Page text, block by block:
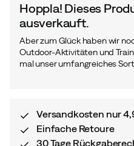
Hoppla! Dieses
ausverkauft.
Aber zum Glück haben wir
Outdoor-Aktivitäten und
mal unser umfangreiches
Versandkosten nur
Einfache Retoure
30 Tage